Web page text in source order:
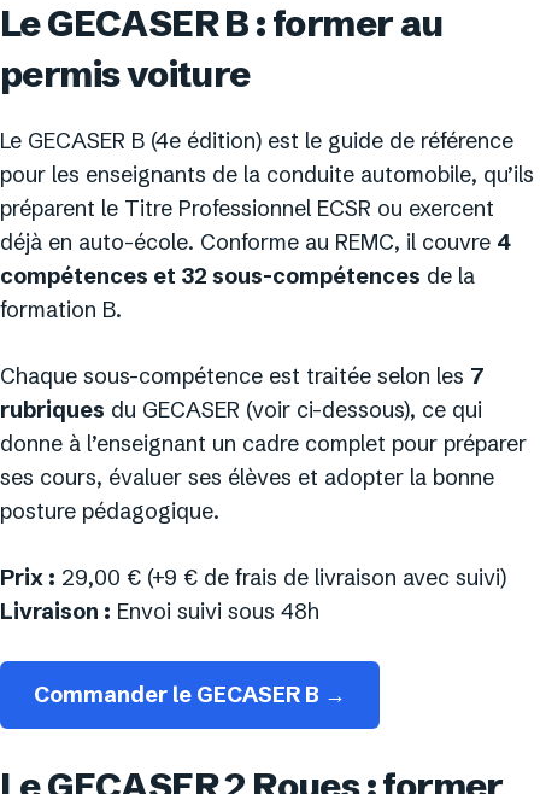
Le GECASER B : former au
permis voiture
Le GECASER B (4e édition) est le guide de référence
pour les enseignants de la conduite automobile, qu’ils
préparent le Titre Professionnel ECSR ou exercent
déjà en auto-école. Conforme au REMC, il couvre 4
compétences et 32 sous-compétences de la
formation B.
Chaque sous-compétence est traitée selon les 7
rubriques du GECASER (voir ci-dessous), ce qui
donne à l’enseignant un cadre complet pour préparer
ses cours, évaluer ses élèves et adopter la bonne
posture pédagogique.
Prix : 29,00 € (+9 € de frais de livraison avec suivi)
Livraison : Envoi suivi sous 48h
Commander le GECASER B →